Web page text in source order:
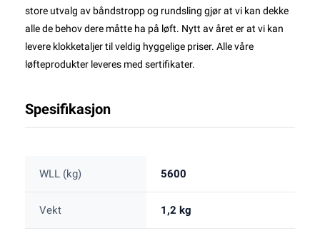
store utvalg av båndstropp og rundsling gjør at vi kan dekke
alle de behov dere måtte ha på løft. Nytt av året er at vi kan
levere klokketaljer til veldig hyggelige priser. Alle våre
løfteprodukter leveres med sertifikater.
Spesifikasjon
WLL (kg) 5600
Vekt 1,2 kg